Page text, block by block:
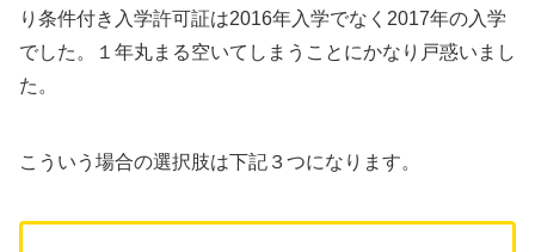
り条件付き入学許可証は2016年入学でなく2017年の入学
でした。１年丸まる空いてしまうことにかなり戸惑いまし
た。
こういう場合の選択肢は下記３つになります。